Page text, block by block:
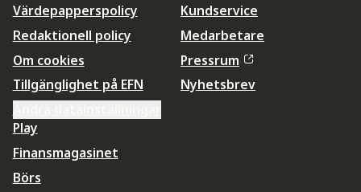
Värdepapperspolicy
Redaktionell policy
Om cookies
Tillgänglighet på EFN
Kundservice
Medarbetare
Pressrum
Nyhetsbrev
Play
Finansmagasinet
Börs